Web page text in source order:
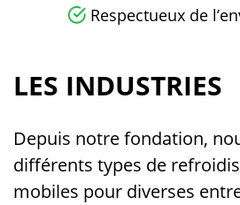
Respectueux de
LES INDUSTRIES
Depuis notre fondation,
différents types de
mobiles pour diverses